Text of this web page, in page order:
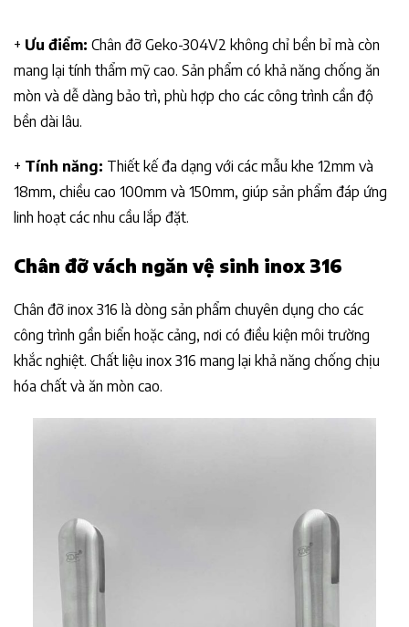
+ Ưu điểm: Chân đỡ Geko-304V2 không chỉ bền bỉ mà còn
mang lại tính thẩm mỹ cao. Sản phẩm có khả năng chống ăn
mòn và dễ dàng bảo trì, phù hợp cho các công trình cần độ
bền dài lâu.
+ Tính năng: Thiết kế đa dạng với các mẫu khe 12mm và
18mm, chiều cao 100mm và 150mm, giúp sản phẩm đáp ứng
linh hoạt các nhu cầu lắp đặt.
Chân đỡ vách ngăn vệ sinh inox 316
Chân đỡ inox 316 là dòng sản phẩm chuyên dụng cho các
công trình gần biển hoặc cảng, nơi có điều kiện môi trường
khắc nghiệt. Chất liệu inox 316 mang lại khả năng chống chịu
hóa chất và ăn mòn cao.